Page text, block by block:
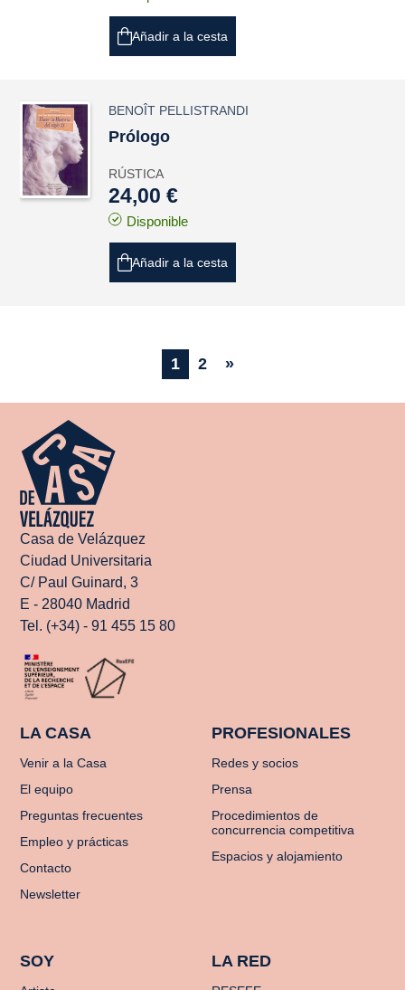
Añadir a la cesta
BENOÎT PELLISTRANDI
Prólogo
RÚSTICA
24,00 €
Disponible
Añadir a la cesta
1 2 »
Casa de Velázquez
Ciudad Universitaria
C/ Paul Guinard, 3
E - 28040 Madrid
Tel. (+34) - 91 455 15 80
LA CASA
Venir a la Casa
El equipo
Preguntas frecuentes
Empleo y prácticas
Contacto
Newsletter
PROFESIONALES
Redes y socios
Prensa
Procedimientos de
concurrencia competitiva
Espacios y alojamiento
SOY LA RED